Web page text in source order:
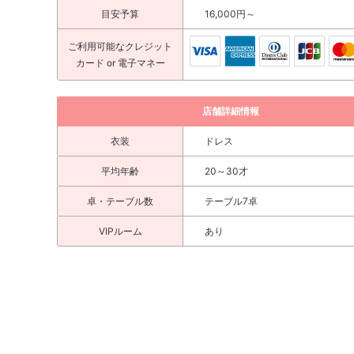
目安予算 16,000円～
ご利用可能なクレジット
カード or 電子マネー
店舗詳細情報
衣装 ドレス
平均年齢 20～30才
卓・テーブル数 テーブル7卓
VIPルーム あり